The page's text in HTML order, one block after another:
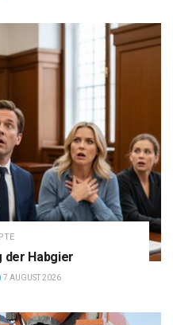
der Habgier
7 AUGUST 2026